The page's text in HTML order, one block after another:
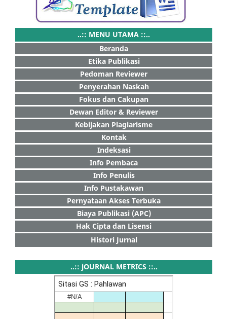
..:: MENU UTAMA ::..
Beranda
Etika Publikasi
Pedoman Reviewer
Penyerahan Naskah
Fokus dan Cakupan
Dewan Editor & Reviewer
Kebijakan Plagiarisme
Kontak
Indeksasi
Info Pembaca
Info Penulis
Info Pustakawan
Pernyataan Akses Terbuka
Biaya Publikasi (APC)
Hak Cipta dan Lisensi
Histori Jurnal
..:: jOURNAL METRICS ::..